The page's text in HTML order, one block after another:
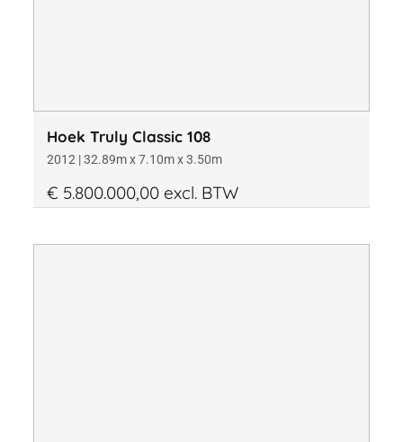
Hoek Truly Classic 108
2012 | 32.89m x 7.10m x 3.50m
€ 5.800.000,00 excl. BTW